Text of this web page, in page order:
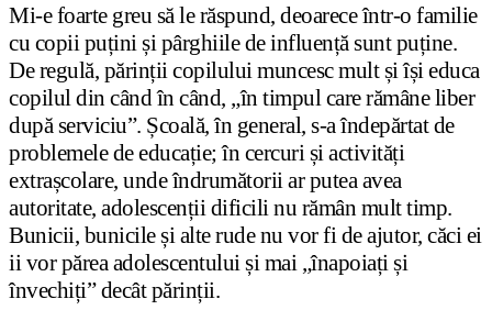
Mi-e foarte greu să le răspund, deoarece într-o familie
cu copii puțini și pârghiile de influență sunt puține.
De regulă, părinții copilului muncesc mult și își educa
copilul din când în când, „în timpul care rămâne liber
după serviciu”. Școală, în general, s-a îndepărtat de
problemele de educație; în cercuri și activități
extrașcolare, unde îndrumătorii ar putea avea
autoritate, adolescenții dificili nu rămân mult timp.
Bunicii, bunicile și alte rude nu vor fi de ajutor, căci ei
ii vor părea adolescentului și mai „înapoiați și
învechiți” decât părinții.